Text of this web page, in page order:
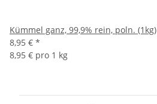
Kümmel ganz, 99,9% rein, poln. (1kg)
8,95 € *
8,95 € pro 1 kg